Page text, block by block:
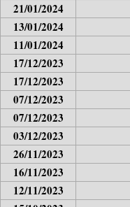
21/01/2024
13/01/2024
11/01/2024
17/12/2023
17/12/2023
07/12/2023
07/12/2023
03/12/2023
26/11/2023
16/11/2023
12/11/2023